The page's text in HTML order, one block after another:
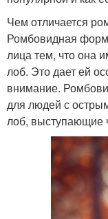
Чем отличается
Ромбовидная
лица тем, что она
лоб. Это дает ей
внимание.
для людей с
лоб, выступающие